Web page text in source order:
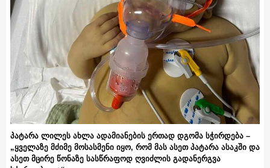
პატარა ლილეს ახლა ადამიანების ერთად დგომა სჭირდება –
„ყველაზე მძიმე მოსასმენი იყო, რომ მას ასეთ პატარა ასაკში და
ასეთ მცირე წონაზე სასწრაფოდ ღვიძლის გადანერგვა